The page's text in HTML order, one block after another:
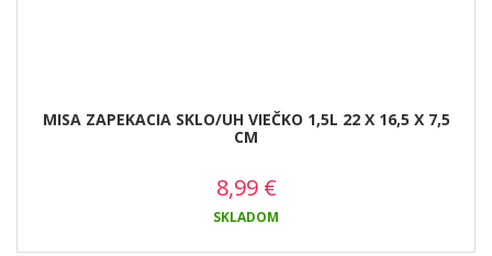
MISA ZAPEKACIA SKLO/UH VIEČKO 1,5L 22 X 16,5 X 7,5
CM
8,99 €
SKLADOM